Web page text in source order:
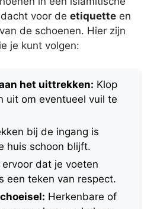
voor de etiquette en
de schoenen. Hier zijn
je kunt volgen:
het uittrekken: Klop
uit om eventueel vuil te
bij de ingang is
huis schoon blijft.
ervoor dat je voeten
een teken van respect.
Herkenbare of